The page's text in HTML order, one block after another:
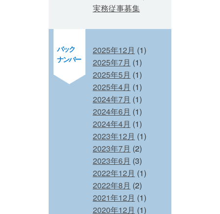
実務従事募集
バック
ナンバー
2025年12月 (1)
2025年7月 (1)
2025年5月 (1)
2025年4月 (1)
2024年7月 (1)
2024年6月 (1)
2024年4月 (1)
2023年12月 (1)
2023年7月 (2)
2023年6月 (3)
2022年12月 (1)
2022年8月 (2)
2021年12月 (1)
2020年12月 (1)